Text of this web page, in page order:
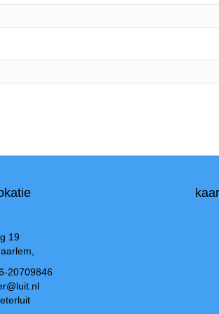
19
20709846